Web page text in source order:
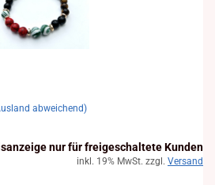
abweichend)
nur für freigeschaltete Kunden
inkl. 19% MwSt. zzgl. Versand